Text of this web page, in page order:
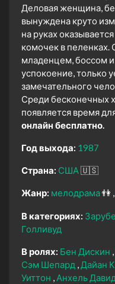
Деловая женщина,
вынуждена круто
на руках
комочек в
младенцем, боссом и
успокоение, только
замечательного
Среди бесконечных
появляется время
онлайн бесплатно.
Год выхода: 1987
Страна: США🇺🇸
Жанр: мелодрама👫
В категориях:
Голливуд
В ролях: Бен Дискин
Сэм Шепард
Дайан
Уиттон
Анхель Давид